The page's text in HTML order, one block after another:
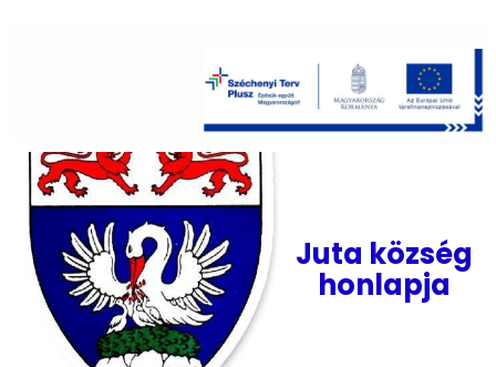
content
Juta község
honlapja